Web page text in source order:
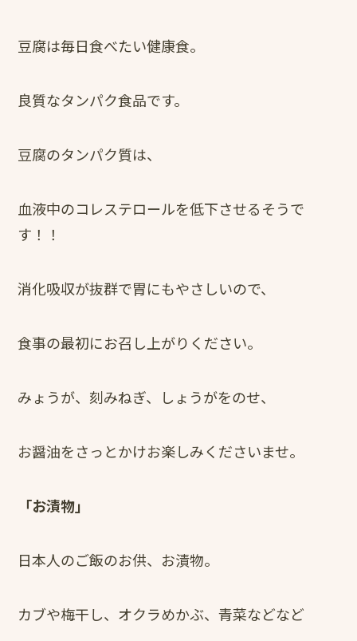
豆腐は毎日食べたい健康食。
良質なタンパク食品です。
豆腐のタンパク質は、
血液中のコレステロールを低下させるそうで
す！！
消化吸収が抜群で胃にもやさしいので、
食事の最初にお召し上がりください。
みょうが、刻みねぎ、しょうがをのせ、
お醤油をさっとかけお楽しみくださいませ。
「お漬物」
日本人のご飯のお供、お漬物。
カブや梅干し、オクラめかぶ、青菜などなど